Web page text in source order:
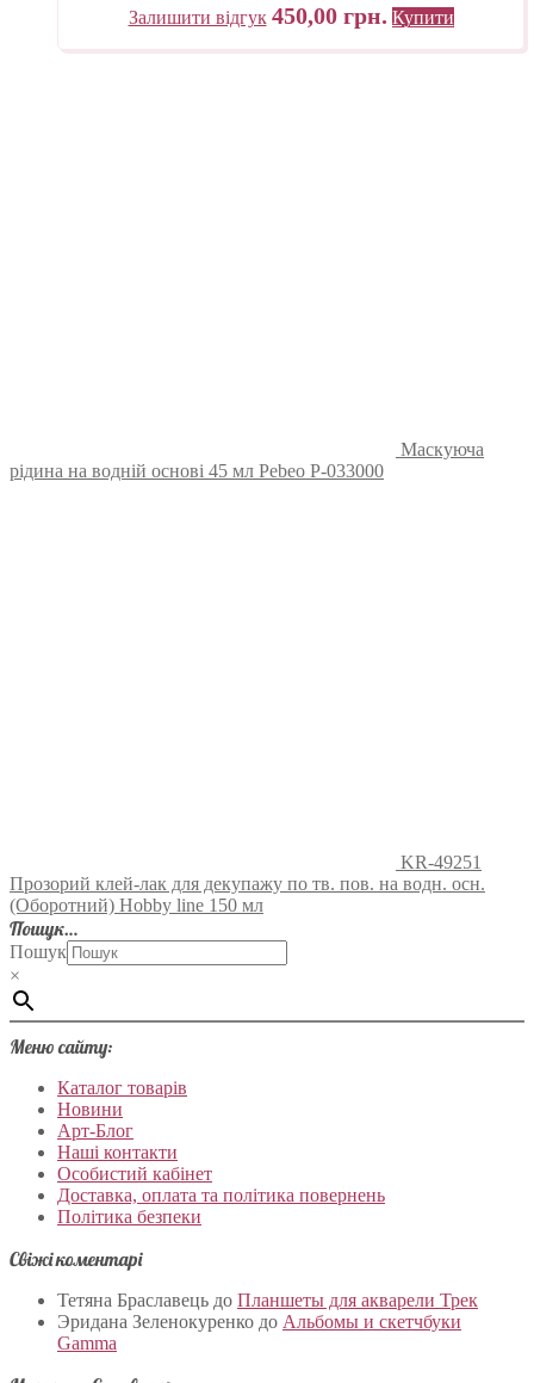
Залишити відгук 450,00 грн. Купити
Маскуюча
рідина на водній основі 45 мл Pebeo P-033000
KR-49251
Прозорий клей-лак для декупажу по тв. пов. на водн. осн.
(Оборотний) Hobby line 150 мл
Пошук…
Пошук
×
Меню сайту:
Каталог товарів
Новини
Арт-Блог
Наші контакти
Особистий кабінет
Доставка, оплата та політика повернень
Політика безпеки
Свіжі коментарі
Тетяна Браславець до Планшеты для акварели Трек
Эридана Зеленокуренко до Альбомы и скетчбуки
Gamma